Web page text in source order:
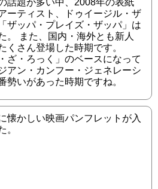
話題が多い中、2008年の表紙
ーティスト、ドゥイージル・ザ
ザッパ・プレイズ・ザッパ」は
。 また、国内・海外とも新人
くさん登場した時期です。
ざ・ろっく」のベースになって
アン・カンフー・ジェネレーシ
勢いがあった時期ですね。
懐かしい映画パンフレットが入
。